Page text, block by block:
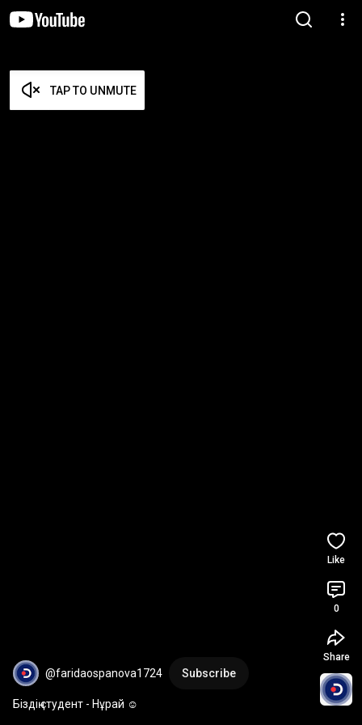
TAP TO UNMUTE
@faridaospanova1724 Subscribe
Біздің студент - Нұрай ☺️
Like
0
Share